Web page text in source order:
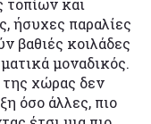
τοπίων και
ήσυχες παραλίες
βαθιές κοιλάδες
μοναδικός.
χώρας δεν
όσο άλλες, πιο